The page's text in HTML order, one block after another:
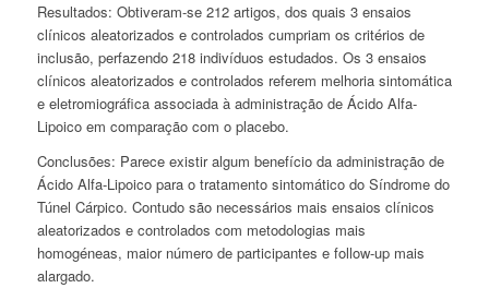
Resultados: Obtiveram-se 212 artigos, dos quais 3 ensaios
clínicos aleatorizados e controlados cumpriam os critérios de
inclusão, perfazendo 218 indivíduos estudados. Os 3 ensaios
clínicos aleatorizados e controlados referem melhoria sintomática
e eletromiográfica associada à administração de Ácido Alfa-
Lipoico em comparação com o placebo.
Conclusões: Parece existir algum benefício da administração de
Ácido Alfa-Lipoico para o tratamento sintomático do Síndrome do
Túnel Cárpico. Contudo são necessários mais ensaios clínicos
aleatorizados e controlados com metodologias mais
homogéneas, maior número de participantes efollow-up mais
alargado.